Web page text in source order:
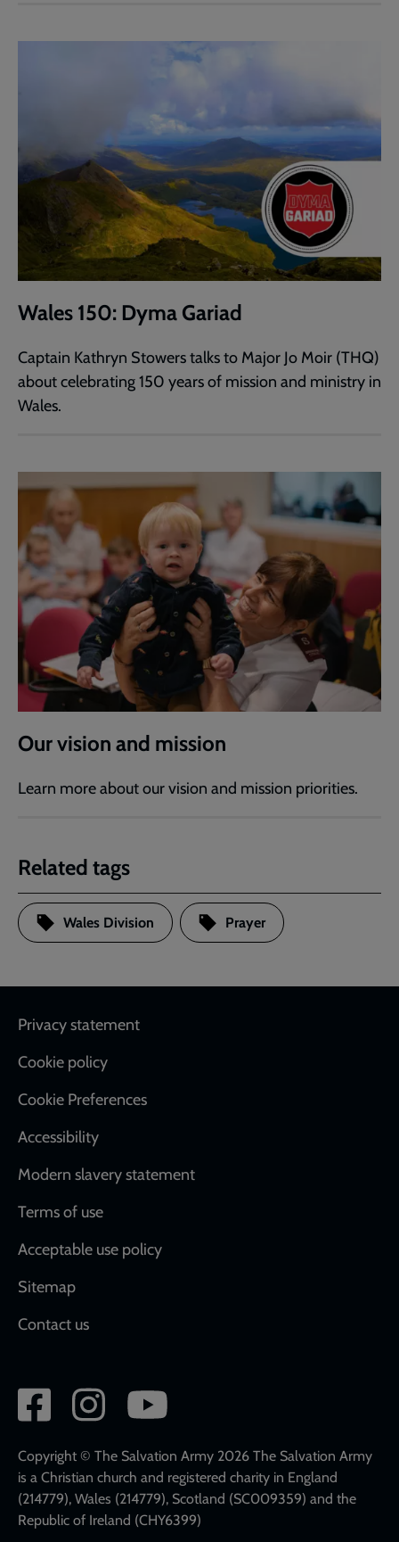
Wales 150: Dyma Gariad
Captain Kathryn Stowers talks to Major Jo Moir (THQ)
about celebrating 150 years of mission and ministry in
Wales.
Our vision and mission
Learn more about our vision and mission priorities.
Related tags
Wales Division Prayer
Footer
Privacy statement
Cookie policy
Cookie Preferences
Accessibility
Modern slavery statement
Terms of use
Acceptable use policy
Sitemap
Contact us
Social
network
links
Copyright © The Salvation Army 2026 The Salvation Army
is a Christian church and registered charity in England
(214779), Wales (214779), Scotland (SC009359) and the
Republic of Ireland (CHY6399)